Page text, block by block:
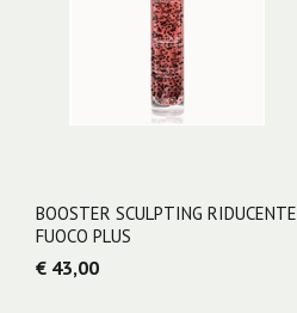
BOOSTER SCULPTING RIDUCENTE
FUOCO PLUS
€ 43,00